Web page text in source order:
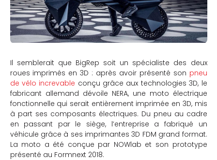
Il semblerait que BigRep soit un spécialiste des deux
roues imprimés en 3D : après avoir présenté son pneu
de vélo increvable conçu grâce aux technologies 3D, le
fabricant allemand dévoile NERA, une moto électrique
fonctionnelle qui serait entièrement imprimée en 3D, mis
à part ses composants électriques. Du pneu au cadre
en passant par le siège, l’entreprise a fabriqué un
véhicule grâce à ses imprimantes 3D FDM grand format.
La moto a été conçue par NOWlab et son prototype
présenté au Formnext 2018.